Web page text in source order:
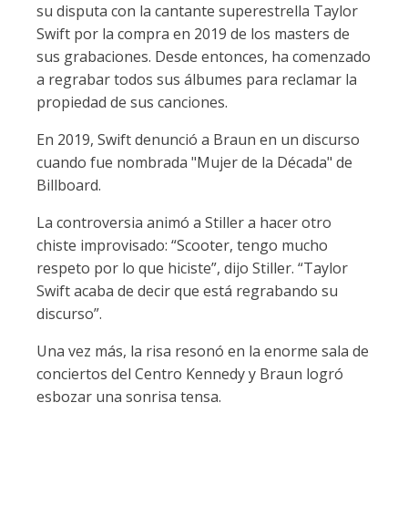
su disputa con la cantante superestrella Taylor
Swift por la compra en 2019 de los masters de
sus grabaciones. Desde entonces, ha comenzado
a regrabar todos sus álbumes para reclamar la
propiedad de sus canciones.
En 2019, Swift denunció a Braun en un discurso
cuando fue nombrada "Mujer de la Década" de
Billboard.
La controversia animó a Stiller a hacer otro
chiste improvisado: “Scooter, tengo mucho
respeto por lo que hiciste”, dijo Stiller. “Taylor
Swift acaba de decir que está regrabando su
discurso”.
Una vez más, la risa resonó en la enorme sala de
conciertos del Centro Kennedy y Braun logró
esbozar una sonrisa tensa.